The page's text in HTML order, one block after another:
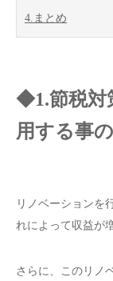
4.まとめ
◆1.節税対
用する事
リノベーションを
れによって収益が
さらに、このリノ